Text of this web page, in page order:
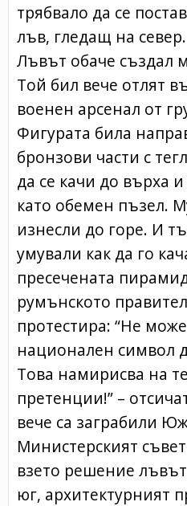
трябвало да се
лъв, гледащ на север.
Лъвът обаче създал
Той бил вече отлят
военен арсенал от
Фигурата била
бронзови части с
да се качи до върха
като обемен пъзел.
изнесли до горе. И
умували как да го
пресечената
румънското
протестира: “Не
национален символ
Това намирисва на
претенции!” –
вече са заграбили
Министерският
взето решение
юг, архитектурният